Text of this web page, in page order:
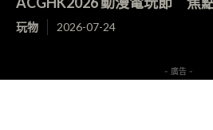
玩物 2026-07-24
- 廣告 -